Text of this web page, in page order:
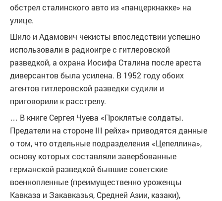
обстрел сталинского авто из «панцеркнакке» на
улице.
Шило и Адамович чекисты впоследствии успешно
использовали в радиоигре с гитлеровской
разведкой, а охрана Иосифа Сталина после ареста
диверсантов была усилена. В 1952 году обоих
агентов гитлеровской разведки судили и
приговорили к расстрелу.
… В книге Сергея Чуева «Проклятые солдаты.
Предатели на стороне III рейха» приводятся данные
о том, что отдельные подразделения «Цепеллина»,
основу которых составляли завербованные
германской разведкой бывшие советские
военнопленные (преимущественно уроженцы
Кавказа и Закавказья, Средней Азии, казаки),